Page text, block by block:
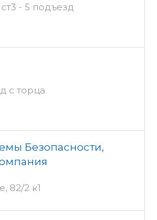
- 5 подъезд
с торца
Безопасности,
82/2 к1